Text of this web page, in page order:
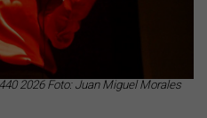
2026 Foto: Juan Miguel Morales